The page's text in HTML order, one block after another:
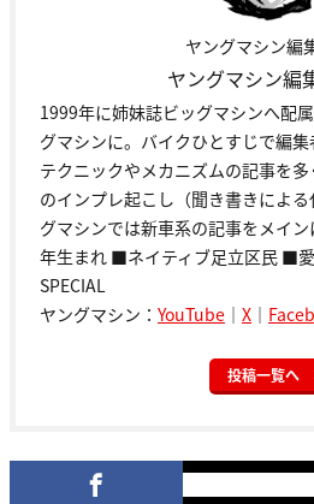
ヤングマシン編
ヤングマシン編
1999年に姉妹誌ビッグマシンへ配
グマシンに。バイクひとすじで編
テクニックやメカニズムの記事を
のインプレ起こし（聞き書きによ
グマシンでは新車系の記事をメイ
年生まれ ■ネイティブ足立区民 ■愛
SPECIAL
ヤングマシン： YouTube ｜ X ｜
投稿一覧へ